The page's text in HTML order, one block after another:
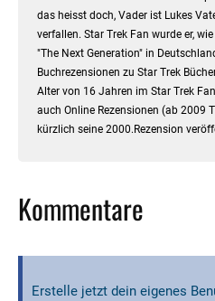
das heisst doch, Vader ist Lukes
verfallen. Star Trek Fan wurde er,
"The Next Generation" in
Buchrezensionen zu Star Trek
Alter von 16 Jahren im Star Trek
auch Online Rezensionen (ab 2009
kürzlich seine 2000.Rezension
Kommentare
Erstelle jetzt dein eigenes